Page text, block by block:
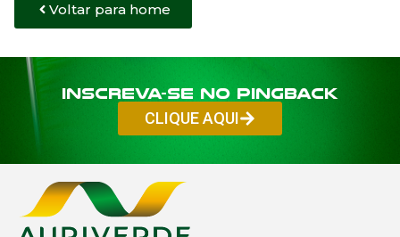
Voltar para home
Inscreva-se no PINGBACK
CLIQUE AQUI